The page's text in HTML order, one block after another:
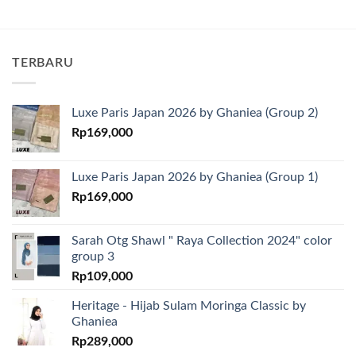
TERBARU
Luxe Paris Japan 2026 by Ghaniea (Group 2)
Rp169,000
Luxe Paris Japan 2026 by Ghaniea (Group 1)
Rp169,000
Sarah Otg Shawl " Raya Collection 2024" color
group 3
Rp109,000
Heritage - Hijab Sulam Moringa Classic by
Ghaniea
Rp289,000